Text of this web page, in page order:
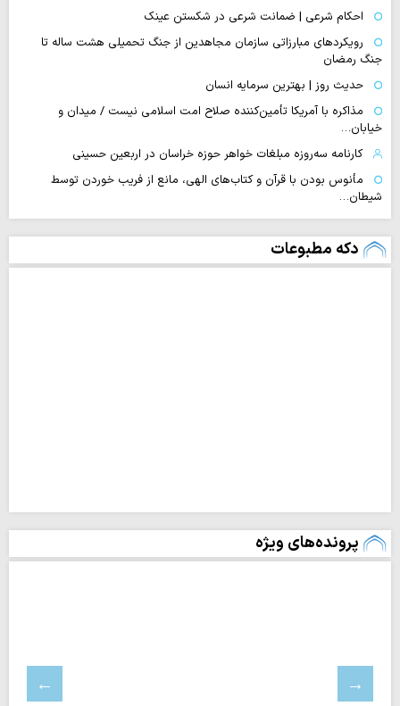
احکام شرعی | ضمانت شرعی در شکستن عینک
رویکردهای مبارزاتی سازمان مجاهدین از جنگ تحمیلی هشت ساله تا
جنگ رمضان
حدیث روز | بهترین سرمایه انسان
مذاکره با آمریکا تأمین‌کننده صلاح امت اسلامی نیست / میدان و
خیابان…
کارنامه سه‌روزه مبلغات خواهر حوزه خراسان در اربعین حسینی
مأنوس بودن با قرآن و کتاب‌های الهی، مانع از فریب خوردن توسط
شیطان…
دکه مطبوعات
پرونده‌های ویژه